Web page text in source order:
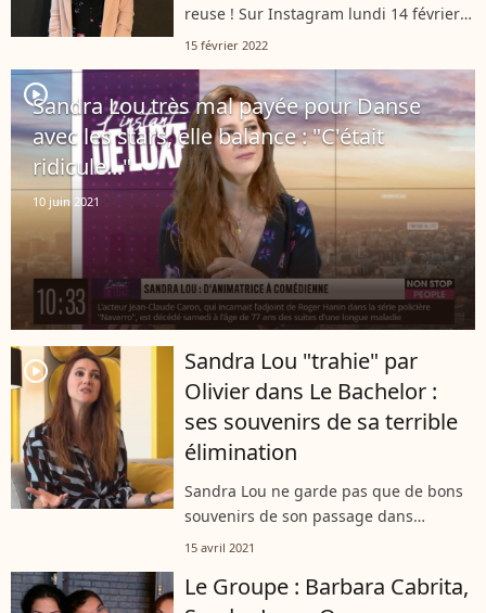
reuse ! Sur Instagram lundi 14 février
2022, elle a profité de la Saint-Valentin
un certain Amaury. L'animatrice...
15 février 2022
player2
Sandra Lou très mal payée pour Danse
avec les stars, elle balance : "C'était
ridicule..."
10 juin 2021
player2
Sandra Lou "trahie" par
Olivier dans Le Bachelor :
ses souvenirs de sa terrible
élimination
Sandra Lou ne garde pas que de bons
souvenirs de son passage dans
l'émission "Le Bachelor" en 2003.
encore un sentiment de trahison en
15 avril 2021
Le Groupe : Barbara Cabrita,